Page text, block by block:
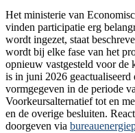
Het ministerie van
vinden participatie erg
wordt ingezet, staat
wordt bij elke fase van het
opnieuw vastgesteld voor de
is in juni 2026
vormgegeven in de periode
Voorkeursalternatief tot en
en de overige besluiten.
doorgeven via